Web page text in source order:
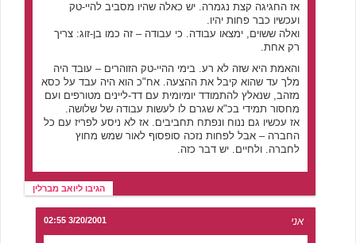
אז החגיגה קצת נגמרה. יש כאלה שהיו מסביב להיי-טק
ועכשיו כבר פחות יהיו.
ואלה ששוים, ימצאו עבודה. כי עבודה – זה כמו בן-זוג: צריך
רק אחת.
והאמת היא שזה לא רע. בימי ההיי-טק הזוהרים – עובד היה
מלך עד שהוא קיבל את ההצעה. אח"כ הוא היה עבד על כסא
מזהב, שנאלץ להתמודד יומיומית עם דד-ליינים מטורפים ועם
מחסור תמידי בכ"א שגרם לו לעשות עבודה של שלושה.
אז עכשיו גם ננוח ונפתח תחביבים. אז לא ניסע לפריז עם כל
החברה – אבל לפחות נזכה סופסוף לאור שמש מחוץ
לחברה. ולחיים. יש דבר כזה.
הגיבו ליואב מברלין
אני 3/20/2001 02:55